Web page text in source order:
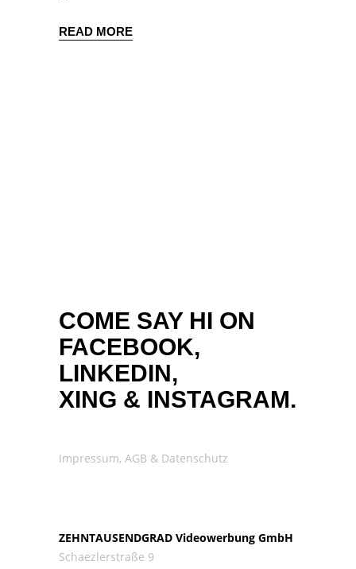
READ MORE
COME SAY HI ON
FACEBOOK,
LINKEDIN,
XING & INSTAGRAM.
Impressum, AGB & Datenschutz
ZEHNTAUSENDGRAD Videowerbung GmbH
Schaezlerstraße 9